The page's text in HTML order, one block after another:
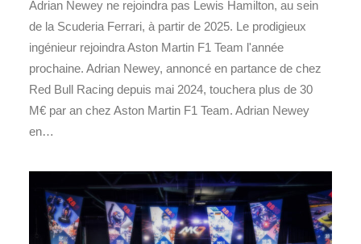
Adrian Newey ne rejoindra pas Lewis Hamilton, au sein
de la Scuderia Ferrari, à partir de 2025. Le prodigieux
ingénieur rejoindra Aston Martin F1 Team l'année
prochaine. Adrian Newey, annoncé en partance de chez
Red Bull Racing depuis mai 2024, touchera plus de 30
M€ par an chez Aston Martin F1 Team. Adrian Newey
en…